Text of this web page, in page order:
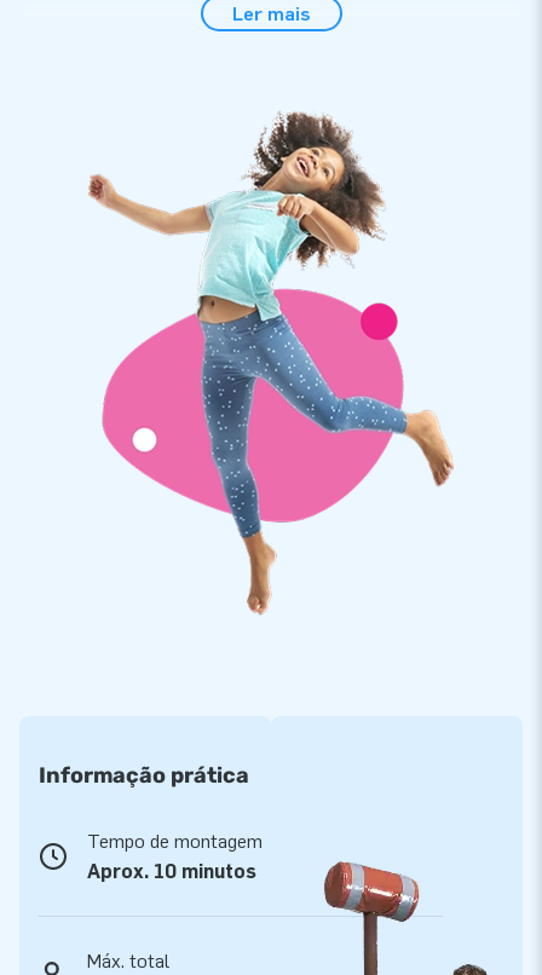
turbina, manómetro Bravo (para garantir a pressão de ar
correcta), livro de registo e manual de Utilizador. As
atracções aquáticas dispõem de vários pontos de
ancoragem aos quais se devem fixar o material de fixação
para que o produto permaneça no sítio e não se aproxime
dos demais objectos na água. Tudo o que necessita para uma
experiência incrível!.
Soldados com alta frequência
JB é muito exigente com os seus produtos. Para garantir a
qualidade utilizamos lonas de PVC de 900 g/m2 soldadas
com alta frequência. Estas lonas são fortes e resistentes à
descoloração, garantindo produtos duradouros e fáceis de
limpar. A Ilha Surfista tem 1 ano de garantia. Compre esta
divertida Ilha para a piscina e ofereça aos seus clientes um
consegue que pessoas em todo o mundo dêem, literalmente,
saltos de alegria. Tudo isto se deve à nossa equipa
atracções insufláveis únicas de maneira inigualável, além de
oferecer aos nossos clientes um serviço e entrega
Ler mais
Informação prática
Tempo de montagem
Aprox. 10 minutos
Máx. total